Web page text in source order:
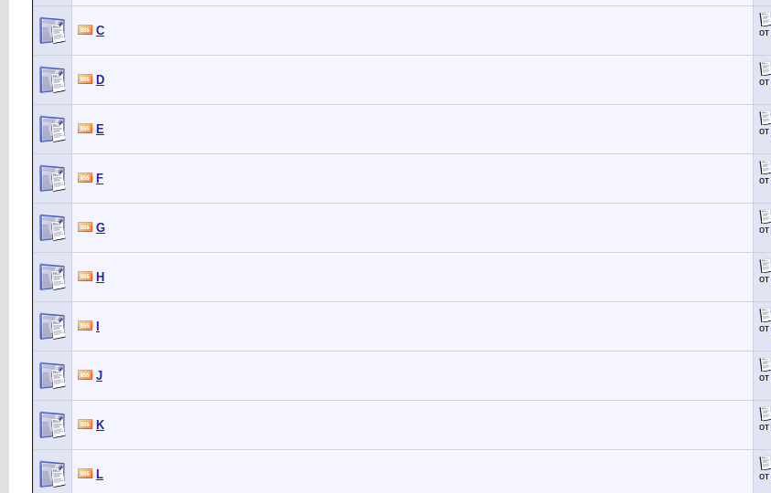
C
от
D
от
E
от
F
от
G
от
H
от
от
J
от
K
от
L
от